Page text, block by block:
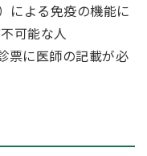
による免疫の機能に
可能な人
票に医師の記載が必